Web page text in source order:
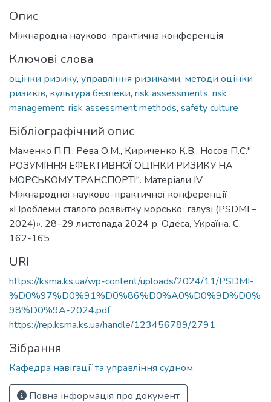
Опис
Міжнародна науково-практична конференція
Ключові слова
оцінки ризику, управління ризиками, методи оцінки
ризиків, культура безпеки, risk assessments, risk
management, risk assessment methods, safety culture
Бібліографічний опис
Маменко П.П., Рева О.М., Кириченко К.В., Носов П.С."
РОЗУМІННЯ ЕФЕКТИВНОЇ ОЦІНКИ РИЗИКУ НА
МОРСЬКОМУ ТРАНСПОРТІ". Матеріали IV
Міжнародної науково-практичної конференції
«Проблеми сталого розвитку морської галузі (PSDMI –
2024)». 28–29 листопада 2024 р. Одеса, Україна. С.
162-165
URI
https://ksma.ks.ua/wp-content/uploads/2024/11/PSDMI-
%D0%97%D0%91%D0%86%D0%A0%D0%9D%D0%
98%D0%9A-2024.pdf
https://rep.ksma.ks.ua/handle/123456789/2791
Зібрання
Кафедра навігації та управління судном
Повна інформація про документ